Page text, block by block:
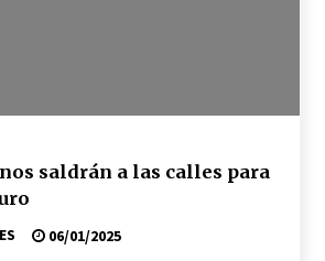
saldrán a las calles para
06/01/2025